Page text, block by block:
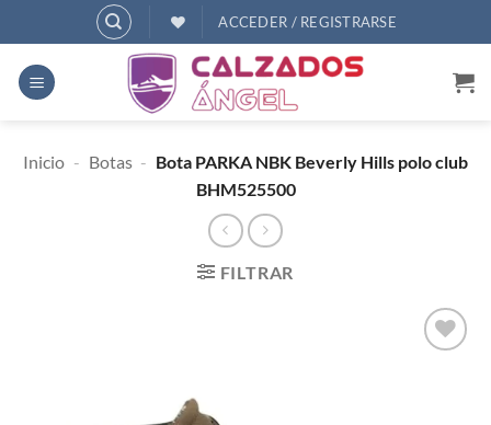
al
contenido
ACCEDER / REGISTRARSE
Inicio - Botas - Bota PARKA NBK Beverly Hills polo club
BHM525500
FILTRAR